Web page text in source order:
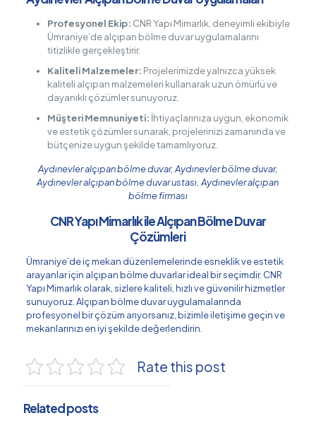
Profesyonel Ekip: CNR Yapı Mimarlık, deneyimli ekibiyle
Ümraniye’de alçıpan bölme duvar uygulamalarını
titizlikle gerçekleştirir.
Kaliteli Malzemeler: Projelerimizde yalnızca yüksek
kaliteli alçıpan malzemeleri kullanarak uzun ömürlü ve
dayanıklı çözümler sunuyoruz.
Müşteri Memnuniyeti: İhtiyaçlarınıza uygun, ekonomik
ve estetik çözümler sunarak, projelerinizi zamanında ve
bütçenize uygun şekilde tamamlıyoruz.
Aydınevler alçıpan bölme duvar, Aydınevler bölme duvar,
Aydınevler alçıpan bölme duvar ustası, Aydınevler alçıpan
bölme firması
CNR Yapı Mimarlık ile Alçıpan Bölme Duvar
Çözümleri
Ümraniye’de iç mekan düzenlemelerinde esneklik ve estetik
arayanlar için alçıpan bölme duvarlar ideal bir seçimdir. CNR
Yapı Mimarlık olarak, sizlere kaliteli, hızlı ve güvenilir hizmetler
sunuyoruz. Alçıpan bölme duvar uygulamalarında
profesyonel bir çözüm arıyorsanız, bizimle iletişime geçin ve
mekanlarınızı en iyi şekilde değerlendirin.
Rate this post
Related posts